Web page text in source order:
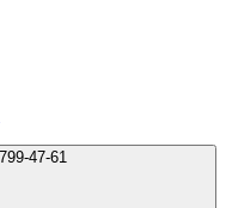
+7 (910) 799-47-61